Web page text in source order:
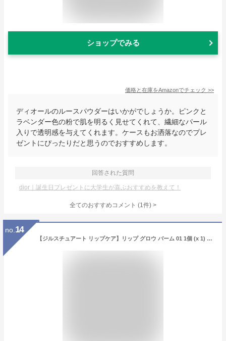
ショップでみる
価格と在庫をAmazonでチェック >>
ディオールのルースパウダーはいかがでしょうか。ピンクと
ラベンダー色の粉で肌を明るく見せてくれて、繊細なパール
入りで透明感を与えてくれます。ケースもお洒落なのでプレ
ゼントにぴったりだと思うのでおすすめします。
回答された質問
dior｜誕生日プレゼントに大学生が喜ぶおすすめを教えて！
全てのおすすめコメント (1件) >
no. 14
【ジルスチュアート リップケア】リップ グロウ バーム 01 1個 (x 1) [並行輸入品]